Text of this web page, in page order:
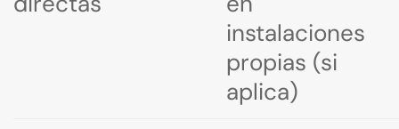
instalaciones
propias (si
aplica)